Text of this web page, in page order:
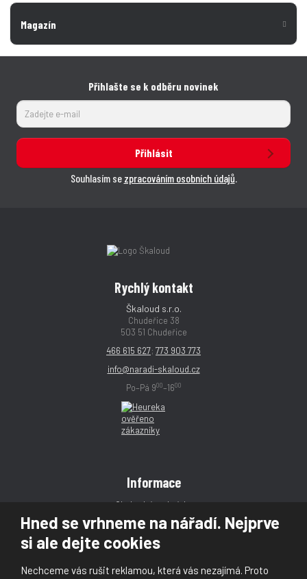
Hned se vrhneme na nářadí. Nejprve
si ale dejte cookies
Nechceme vás rušit reklamou, která vás nezajímá. Proto
Magazín
Přihlašte se k odběru novinek
Přihlásit
Souhlasím se zpracováním osobních údajů.
Rychlý kontakt
Škaloud s.r.o.
Chudeřice 38
503 51 Chudeřice
466 615 627; 773 903 773
info@naradi-skaloud.cz
Po–Pá 900–1600
Informace
Obchodní podmínky
Reklamace
Magazín